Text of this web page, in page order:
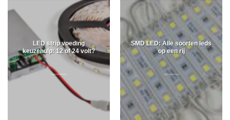
LED strip voeding
keuzehulp: 12 of 24 volt?
SMD LED: Alle soorten leds
op een rij